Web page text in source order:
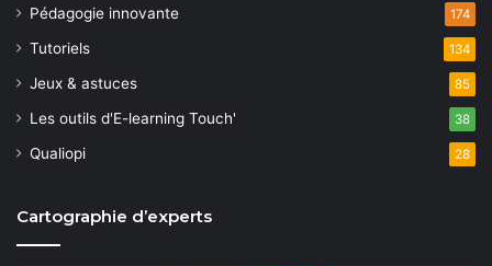
Pédagogie innovante 174
Tutoriels 134
Jeux & astuces 85
Les outils d'E-learning Touch' 38
Qualiopi 28
Cartographie d’experts